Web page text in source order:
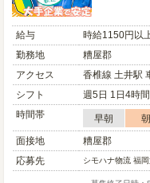
給与
時給1150円以
勤務地
糟屋郡
アクセス
香椎線 土井駅
シフト
週5日 1日4時
時間帯
早朝 朝
面接地
糟屋郡
応募先
シモハナ物流 福